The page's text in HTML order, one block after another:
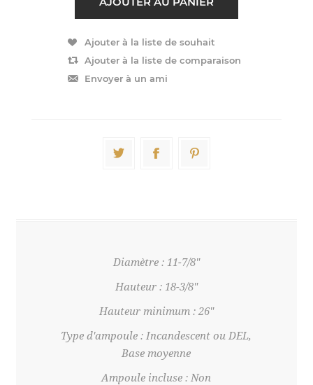
Diamètre : 11-7/8"
Hauteur : 18-3/8"
Hauteur minimum : 26"
Type d'ampoule : Incandescent ou DEL,
Base moyenne
Ampoule incluse : Non